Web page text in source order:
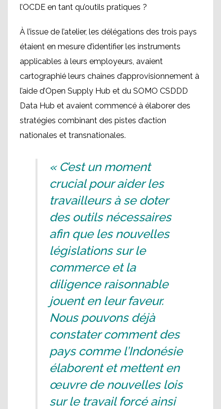
l’OCDE en tant qu’outils pratiques ?
À l’issue de l’atelier, les délégations des trois pays
étaient en mesure d’identifier les instruments
applicables à leurs employeurs, avaient
cartographié leurs chaînes d’approvisionnement à
l’aide d’Open Supply Hub et du SOMO CSDDD
Data Hub et avaient commencé à élaborer des
stratégies combinant des pistes d’action
nationales et transnationales.
« C’est un moment
crucial pour aider les
travailleurs à se doter
des outils nécessaires
afin que les nouvelles
législations sur le
commerce et la
diligence raisonnable
jouent en leur faveur.
Nous pouvons déjà
constater comment des
pays comme l’Indonésie
élaborent et mettent en
œuvre de nouvelles lois
sur le travail forcé ainsi